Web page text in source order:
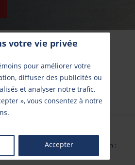
986-3278
Tous droits réservés. Réalisation :
votre vie privée
pour améliorer votre
diffuser des publicités ou
et analyser notre trafic.
», vous consentez à notre
Accepter